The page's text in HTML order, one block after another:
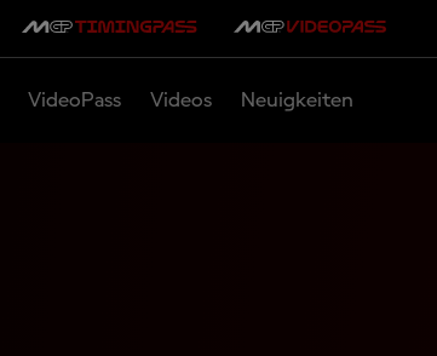
VideoPass Videos Neuigkeiten